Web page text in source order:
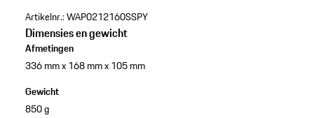
Artikelnr.:WAP0212160SSPY
Dimensies en gewicht
Afmetingen
336 mm x 168 mm x 105 mm
Gewicht
850 g